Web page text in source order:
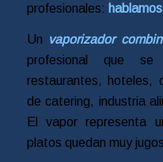
profesionales:
Un vaporizador
profesional que se
restaurantes, hoteles,
de catering, industria
El vapor representa
platos quedan muy